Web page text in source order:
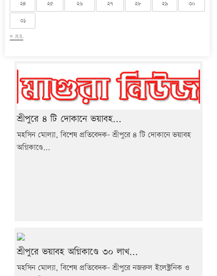
« JUL
২৪ ২৫ ২৬ ২৭ ২৮ ২৯ ৩০
৩১
শ্রীপুরে ৪ টি দোকানে ভয়াবহ...
মহসিন মোল্যা, বিশেষ প্রতিবেদক- শ্রীপুরে ৪ টি দোকানে ভয়াবহ
অগ্নিকাণ্ডে...
শ্রীপুরে ভয়াবহ অগ্নিকাণ্ডে ৩০ লাখ...
মহসিন মোল্যা, বিশেষ প্রতিবেদক- শ্রীপুরে নজরুল ইলেক্ট্রনিক ও